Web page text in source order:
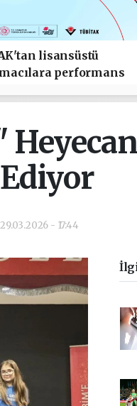
lisansüstü
performans
- 17:44